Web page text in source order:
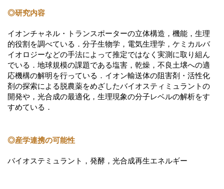
◎研究内容
イオンチャネル・トランスポーターの立体構造，機能，生理
的役割を調べている．分子生物学，電気生理学，ケミカルバ
イオロジーなどの手法によって推定ではなく実測に取り組ん
でいる．地球規模の課題である塩害，乾燥，不良土壌への適
応機構の解明を行っている．イオン輸送体の阻害剤・活性化
剤の探索による脱農薬をめざしたバイオスティミュラントの
開発や，光合成の最適化，生理現象の分子レベルの解析をす
すめている．
◎産学連携の可能性
バイオステミュラント，発酵，光合成再生エネルギー